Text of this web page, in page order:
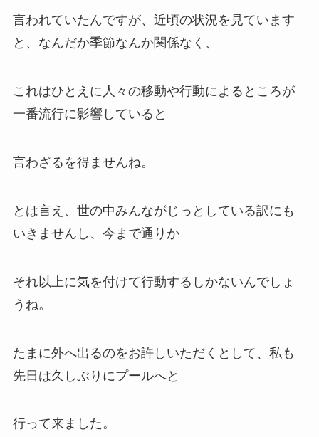
言われていたんですが、近頃の状況を見ています
と、なんだか季節なんか関係なく、
これはひとえに人々の移動や行動によるところが
一番流行に影響していると
言わざるを得ませんね。
とは言え、世の中みんながじっとしている訳にも
いきませんし、今まで通りか
それ以上に気を付けて行動するしかないんでしょ
うね。
たまに外へ出るのをお許しいただくとして、私も
先日は久しぶりにプールへと
行って来ました。